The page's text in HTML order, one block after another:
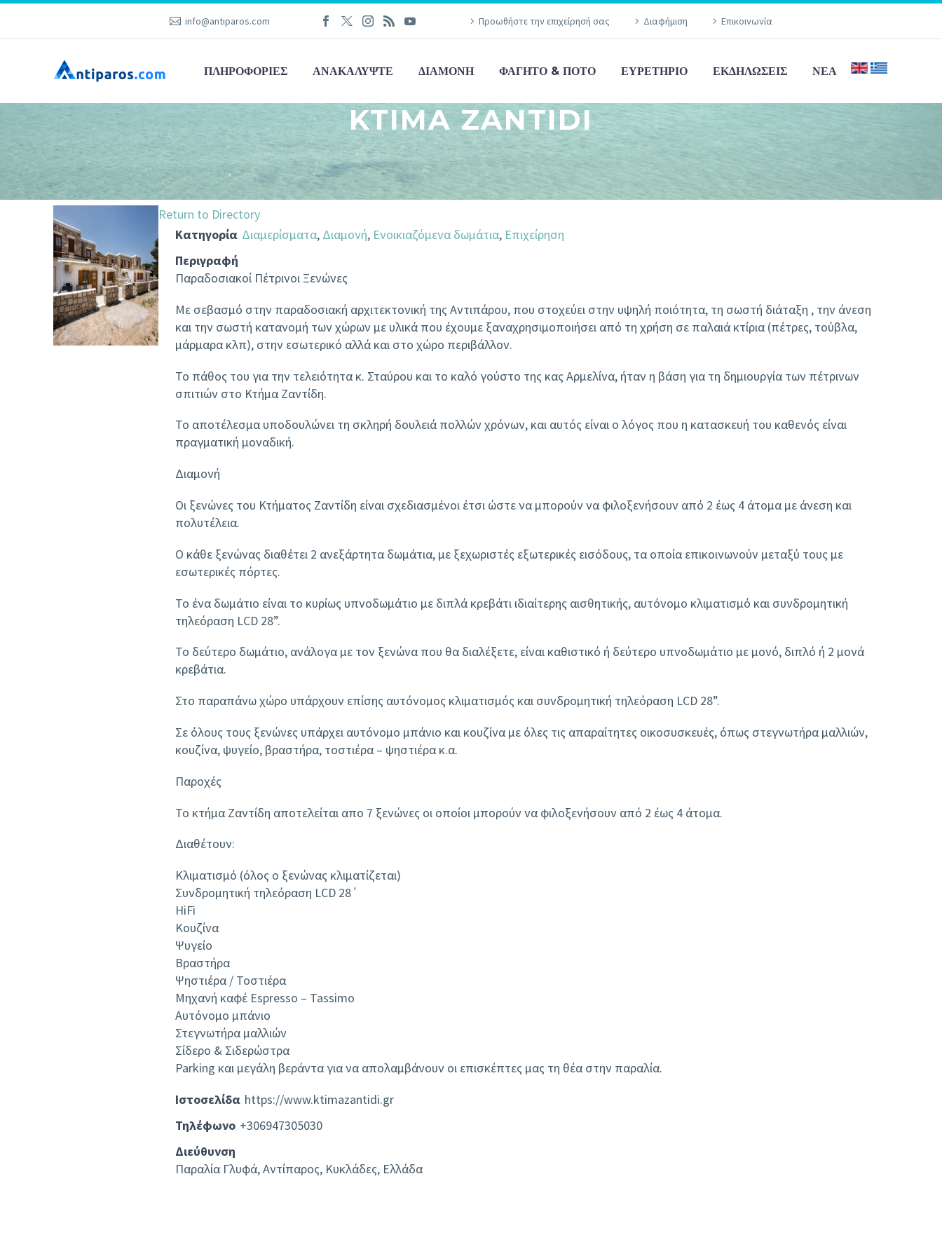
info@antiparos.com Προωθήστε την επιχείρησή σας Διαφήμιση Επικοινωνία
ΠΛΗΡΟΦΟΡΊΕΣ ΑΝΑΚΑΛΎΨΤΕ ΔΙΑΜΟΝΉ ΦΑΓΗΤΌ & ΠΟΤΌ ΕΥΡΕΤΉΡΙΟ ΕΚΔΗΛΏΣΕΙΣ ΝΈΑ
KTIMA ZANTIDI
Return to Directory
Κατηγορία Διαμερίσματα, Διαμονή, Ενοικιαζόμενα δωμάτια, Επιχείρηση
Περιγραφή
Παραδοσιακοί Πέτρινοι Ξενώνες
Με σεβασμό στην παραδοσιακή αρχιτεκτονική της Αντιπάρου, που στοχεύει στην υψηλή ποιότητα, τη σωστή διάταξη , την άνεση
και την σωστή κατανομή των χώρων με υλικά που έχουμε ξαναχρησιμοποιήσει από τη χρήση σε παλαιά κτίρια (πέτρες, τούβλα,
μάρμαρα κλπ), στην εσωτερικό αλλά και στο χώρο περιβάλλον.
Το πάθος του για την τελειότητα κ. Σταύρου και το καλό γούστο της κας Αρμελίνα, ήταν η βάση για τη δημιουργία των πέτρινων
σπιτιών στο Κτήμα Ζαντίδη.
Το αποτέλεσμα υποδουλώνει τη σκληρή δουλειά πολλών χρόνων, και αυτός είναι ο λόγος που η κατασκευή του καθενός είναι
πραγματική μοναδική.
Διαμονή
Οι ξενώνες του Κτήματος Ζαντίδη είναι σχεδιασμένοι έτσι ώστε να μπορούν να φιλοξενήσουν από 2 έως 4 άτομα με άνεση και
πολυτέλεια.
Ο κάθε ξενώνας διαθέτει 2 ανεξάρτητα δωμάτια, με ξεχωριστές εξωτερικές εισόδους, τα οποία επικοινωνούν μεταξύ τους με
εσωτερικές πόρτες.
Το ένα δωμάτιο είναι το κυρίως υπνοδωμάτιο με διπλά κρεβάτι ιδιαίτερης αισθητικής, αυτόνομο κλιματισμό και συνδρομητική
τηλεόραση LCD 28”.
Το δεύτερο δωμάτιο, ανάλογα με τον ξενώνα που θα διαλέξετε, είναι καθιστικό ή δεύτερο υπνοδωμάτιο με μονό, διπλό ή 2 μονά
κρεβάτια.
Στο παραπάνω χώρο υπάρχουν επίσης αυτόνομος κλιματισμός και συνδρομητική τηλεόραση LCD 28”.
Σε όλους τους ξενώνες υπάρχει αυτόνομο μπάνιο και κουζίνα με όλες τις απαραίτητες οικοσυσκευές, όπως στεγνωτήρα μαλλιών,
κουζίνα, ψυγείο, βραστήρα, τοστιέρα – ψηστιέρα κ.α.
Παροχές
Το κτήμα Ζαντίδη αποτελείται απο 7 ξενώνες οι οποίοι μπορούν να φιλοξενήσουν από 2 έως 4 άτομα.
Διαθέτουν:
Κλιματισμό (όλος ο ξενώνας κλιματίζεται)
Συνδρομητική τηλεόραση LCD 28΄
HiFi
Κουζίνα
Ψυγείο
Βραστήρα
Ψηστιέρα / Τοστιέρα
Μηχανή καφέ Espresso – Tassimo
Αυτόνομο μπάνιο
Στεγνωτήρα μαλλιών
Σίδερο & Σιδερώστρα
Parking και μεγάλη βεράντα για να απολαμβάνουν οι επισκέπτες μας τη θέα στην παραλία.
Ιστοσελίδα https://www.ktimazantidi.gr
Τηλέφωνο +306947305030
Διεύθυνση
Παραλία Γλυφά, Αντίπαρος, Κυκλάδες, Ελλάδα